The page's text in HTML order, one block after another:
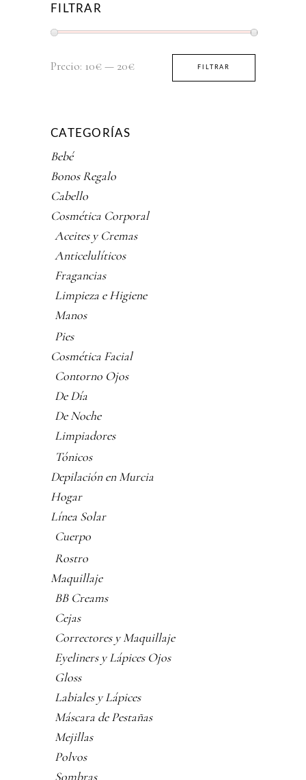
FILTRAR
Precio
Precio
FILTRAR
Precio: 10€— 20€
CATEGORÍAS
Bebé
Bonos Regalo
Cabello
Cosmética Corporal
Aceites y Cremas
Anticelulíticos
Fragancias
Limpieza e Higiene
Manos
Pies
Cosmética Facial
Contorno Ojos
De Día
De Noche
Limpiadores
Tónicos
Depilación en Murcia
Hogar
Línea Solar
Cuerpo
Rostro
Maquillaje
BB Creams
Cejas
Correctores y Maquillaje
Eyeliners y Lápices Ojos
Gloss
Labiales y Lápices
Máscara de Pestañas
Mejillas
Polvos
Sombras